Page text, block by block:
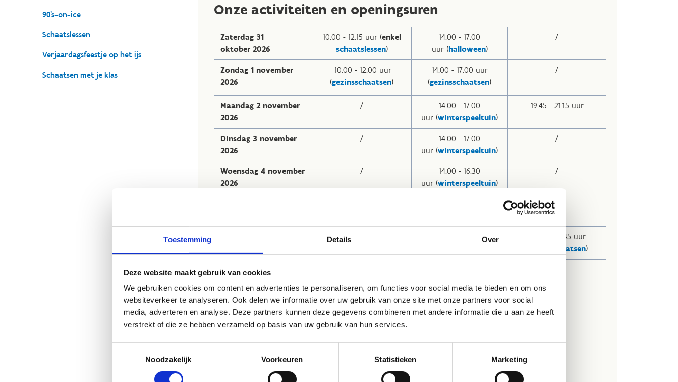
Toestemming Details Over
Deze website maakt gebruik van cookies
We gebruiken cookies om content en advertenties te personaliseren, om functies voor social media te bieden en om ons
websiteverkeer te analyseren. Ook delen we informatie over uw gebruik van onze site met onze partners voor social
media, adverteren en analyse. Deze partners kunnen deze gegevens combineren met andere informatie die u aan ze heeft
verstrekt of die ze hebben verzameld op basis van uw gebruik van hun services.
Noodzakelijk
Voorkeuren Statistieken Marketing
90's-on-ice
Schaatslessen
Verjaardagsfeestje op het ijs
Schaatsen met je klas
Onze activiteiten en openingsuren
Zaterdag 31
oktober 2026
10.00 - 12.15 uur (enkel
schaatslessen)
14.00 - 17.00
uur (halloween)
/
Zondag 1 november
2026
10.00 - 12.00 uur
(gezinsschaatsen)
14.00 - 17.00 uur
(gezinsschaatsen)
/
Maandag 2 november
2026
/
14.00 - 17.00
uur (winterspeeltuin)
19.45 - 21.15 uur
Dinsdag 3 november
2026
/
14.00 - 17.00
uur (winterspeeltuin)
/
Woensdag 4 november
2026
/
14.00 - 16.30
uur (winterspeeltuin)
/
20.00 - 21.45 uur
discoschaatsen)
Zaterdag 7
Zondag 8
november 2026
10.00 - 12.00 uur 14.00 - 17.00 uur
Ontdek onze schaatshulpjes nu
Bekijk onze tarieven